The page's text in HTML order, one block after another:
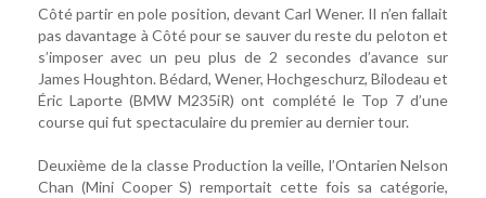
Côté partir en pole position, devant Carl Wener. Il n’en fallait
pas davantage à Côté pour se sauver du reste du peloton et
s’imposer avec un peu plus de 2 secondes d’avance sur
James Houghton. Bédard, Wener, Hochgeschurz, Bilodeau et
Éric Laporte (BMW M235iR) ont complété le Top 7 d’une
course qui fut spectaculaire du premier au dernier tour.
Deuxième de la classe Production la veille, l’Ontarien Nelson
Chan (Mini Cooper S) remportait cette fois sa catégorie,